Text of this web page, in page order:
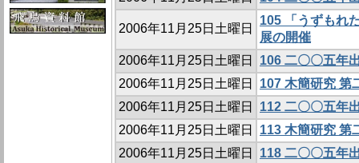
2006年11月25日土曜日
105 「うずもれ
展の開催
2006年11月25日土曜日
106 二〇〇五年
2006年11月25日土曜日
107 木簡研究 第
2006年11月25日土曜日
112 二〇〇五年
2006年11月25日土曜日
113 木簡研究 第
2006年11月25日土曜日
118 二〇〇五年